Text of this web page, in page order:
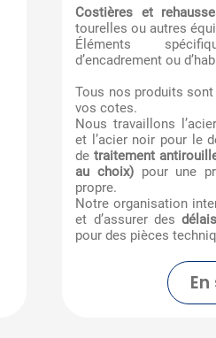
Costières et
tourelles ou autres
Éléments
d’encadrement ou
Tous nos produits
vos cotes.
Nous travaillons
et l’acier noir pour le
detraitement
au choix) pour une
propre.
Notre organisation
et d’assurer des
pour des pièces